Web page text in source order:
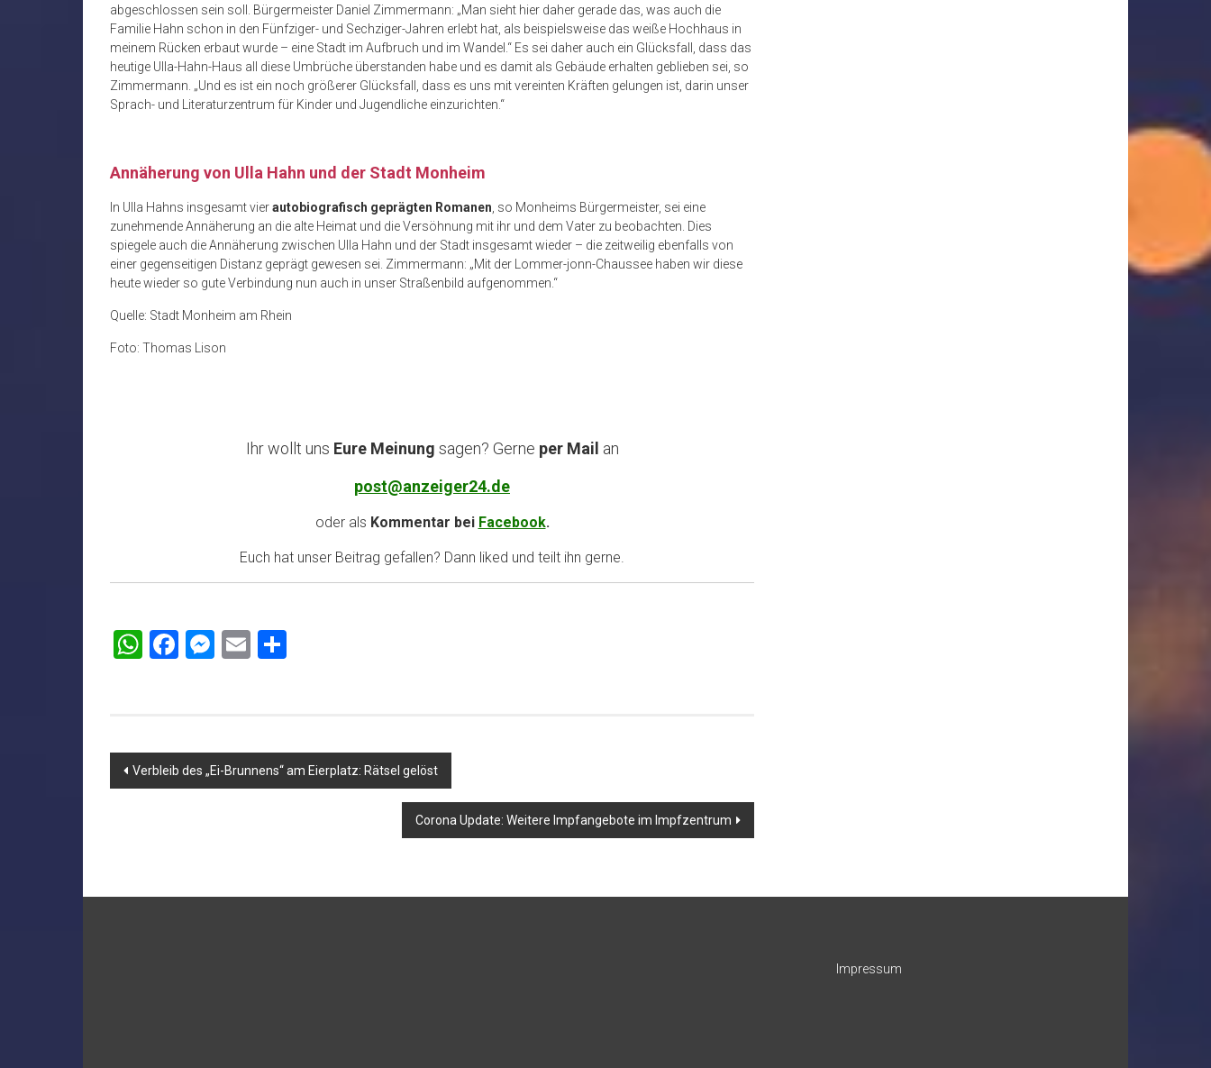
abgeschlossen sein soll. Bürgermeister Daniel Zimmermann: „Man sieht hier daher gerade das, was auch die
Familie Hahn schon in den Fünfziger- und Sechziger-Jahren erlebt hat, als beispielsweise das weiße Hochhaus in
meinem Rücken erbaut wurde – eine Stadt im Aufbruch und im Wandel.“ Es sei daher auch ein Glücksfall, dass das
heutige Ulla-Hahn-Haus all diese Umbrüche überstanden habe und es damit als Gebäude erhalten geblieben sei, so
Zimmermann. „Und es ist ein noch größerer Glücksfall, dass es uns mit vereinten Kräften gelungen ist, darin unser
Sprach- und Literaturzentrum für Kinder und Jugendliche einzurichten.“
Annäherung von Ulla Hahn und der Stadt Monheim
In Ulla Hahns insgesamt vierautobiografisch geprägten Romanen, so Monheims Bürgermeister, sei eine
zunehmende Annäherung an die alte Heimat und die Versöhnung mit ihr und dem Vater zu beobachten. Dies
spiegele auch die Annäherung zwischen Ulla Hahn und der Stadt insgesamt wieder – die zeitweilig ebenfalls von
einer gegenseitigen Distanz geprägt gewesen sei. Zimmermann: „Mit der Lommer-jonn-Chaussee haben wir diese
heute wieder so gute Verbindung nun auch in unser Straßenbild aufgenommen.“
Quelle: Stadt Monheim am Rhein
Foto: Thomas Lison
Ihr wollt uns Eure Meinung sagen? Gerne per Mail an
post@anzeiger24.de
oder als Kommentar bei Facebook.
Euch hat unser Beitrag gefallen? Dann liked und teilt ihn gerne.
WhatsApp
Facebook
Messenger
Email
Beitragsnavigation
Verbleib des „Ei-Brunnens“ am Eierplatz: Rätsel gelöst
Corona Update: Weitere Impfangebote im Impfzentrum
Impressum